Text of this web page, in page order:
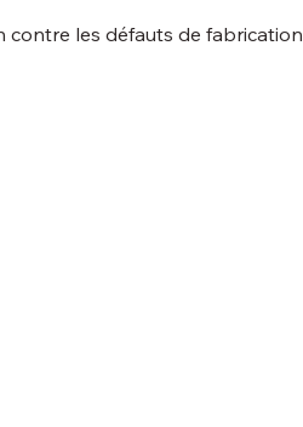
contre les défauts de fabrication